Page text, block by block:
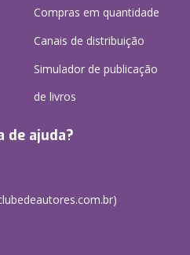
Compras em quantidade
Canais de distribuição
Simulador de publicação
de livros
de ajuda?